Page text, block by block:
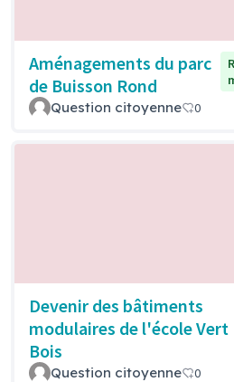
Aménagements du parc
de Buisson Rond
Question citoyenne 0
Devenir des bâtiments
modulaires de l'école Vert
Bois
Question citoyenne 0